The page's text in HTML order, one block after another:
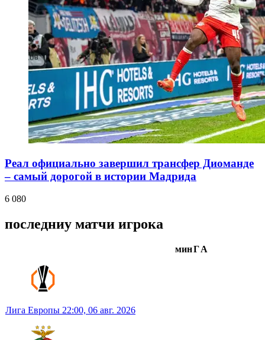
Реал официально завершил трансфер Диоманде
– самый дорогой в истории Мадрида
6 080
последниу матчи игрока
минГА
Лига Европы 22:00, 06 авг. 2026